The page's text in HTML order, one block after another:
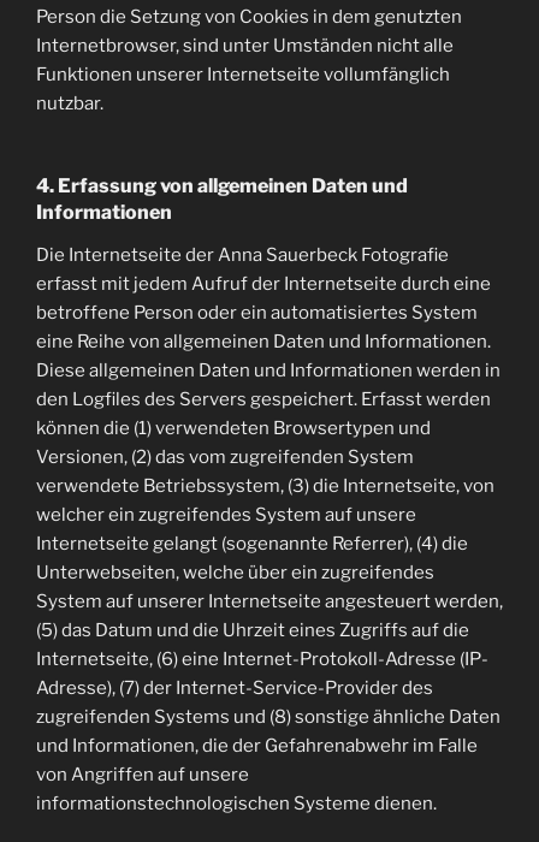
Person die Setzung von Cookies in dem genutzten
Internetbrowser, sind unter Umständen nicht alle
Funktionen unserer Internetseite vollumfänglich
nutzbar.
4. Erfassung von allgemeinen Daten und
Informationen
Die Internetseite der Anna Sauerbeck Fotografie
erfasst mit jedem Aufruf der Internetseite durch eine
betroffene Person oder ein automatisiertes System
eine Reihe von allgemeinen Daten und Informationen.
Diese allgemeinen Daten und Informationen werden in
den Logfiles des Servers gespeichert. Erfasst werden
können die (1) verwendeten Browsertypen und
Versionen, (2) das vom zugreifenden System
verwendete Betriebssystem, (3) die Internetseite, von
welcher ein zugreifendes System auf unsere
Internetseite gelangt (sogenannte Referrer), (4) die
Unterwebseiten, welche über ein zugreifendes
System auf unserer Internetseite angesteuert werden,
(5) das Datum und die Uhrzeit eines Zugriffs auf die
Internetseite, (6) eine Internet-Protokoll-Adresse (IP-
Adresse), (7) der Internet-Service-Provider des
zugreifenden Systems und (8) sonstige ähnliche Daten
und Informationen, die der Gefahrenabwehr im Falle
von Angriffen auf unsere
informationstechnologischen Systeme dienen.